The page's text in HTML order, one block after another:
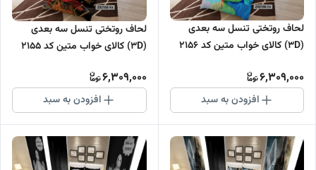
لحاف روتختی تنسل سه بعدی
(3D) کالای خواب متین کد 2156
6,309,000
افزودن به سبد
لحاف روتختی تنسل سه بعدی
(3D) کالای خواب متین کد 2155
6,309,000
افزودن به سبد